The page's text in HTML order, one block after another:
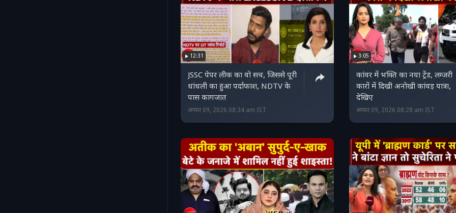
12:31
JSSC पेपर लीक का वो सच, जिससे पूरी
धांधली का हुआ पर्दाफाश, NDTV के
पास कागजात
अगस्त 09, 2026 08:34 am IST
3:05
कांवर में भक्ति का नया ट्रेंड, लग्जरी
कारों में दिखी अनोखी कांवड़ यात्रा,
देखिए
अगस्त 09, 2026 08:28 am IST